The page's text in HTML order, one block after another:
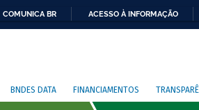
COMUNICA BR ACESSO À INFORMAÇÃO
BNDES DATA FINANCIAMENTOS